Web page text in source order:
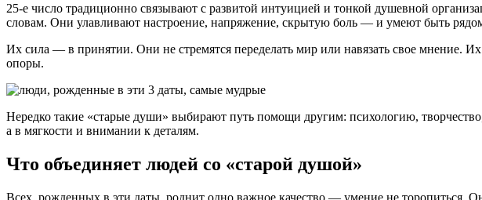
25-е число традиционно связывают с развитой интуицией и тонкой душевной
словам. Они улавливают настроение, напряжение, скрытую боль — и умеют быть рядом
Их сила — в принятии. Они не стремятся переделать мир или навязать свое мнение.
опоры.
Нередко такие «старые души» выбирают путь помощи другим: психологию,
а в мягкости и внимании к деталям.
Что объединяет людей со «старой душой»
Всех, рожденных в эти даты, роднит одно важное качество — умение не торопиться.